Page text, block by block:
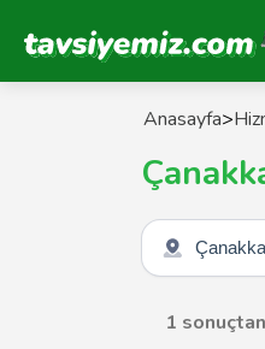
Tavsiyemiz Anasayfa
Anasayfa>
Şehir seçin
1